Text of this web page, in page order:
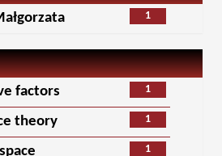
1
1
factors
1
theory
1